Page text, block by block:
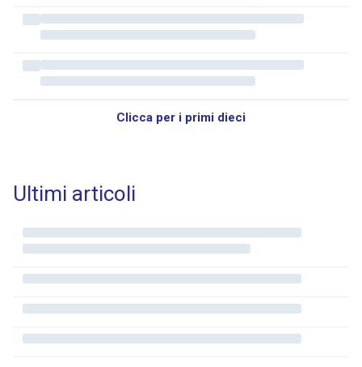
Clicca per i primi dieci
Ultimi articoli